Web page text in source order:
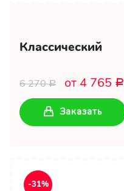
Классический
6 270Р от 4 765 Р
Заказать
-31%